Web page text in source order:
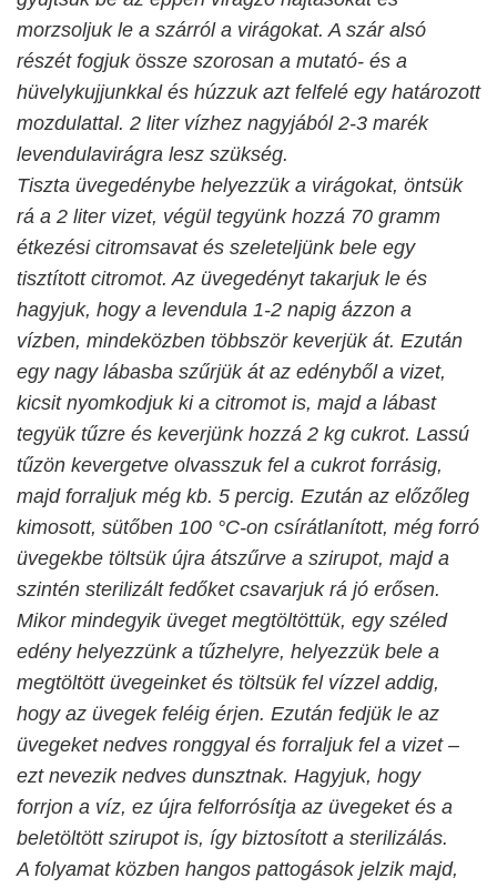
morzsoljuk le a szárról a virágokat. A szár alsó
részét fogjuk össze szorosan a mutató- és a
hüvelykujjunkkal és húzzuk azt felfelé egy határozott
mozdulattal. 2 liter vízhez nagyjából 2-3 marék
levendulavirágra lesz szükség.
Tiszta üvegedénybe helyezzük a virágokat, öntsük
rá a 2 liter vizet, végül tegyünk hozzá 70 gramm
étkezési citromsavat és szeleteljünk bele egy
tisztított citromot. Az üvegedényt takarjuk le és
hagyjuk, hogy a levendula 1-2 napig ázzon a
vízben, mindeközben többször keverjük át. Ezután
egy nagy lábasba szűrjük át az edényből a vizet,
kicsit nyomkodjuk ki a citromot is, majd a lábast
tegyük tűzre és keverjünk hozzá 2 kg cukrot. Lassú
tűzön kevergetve olvasszuk fel a cukrot forrásig,
majd forraljuk még kb. 5 percig. Ezután az előzőleg
kimosott, sütőben 100 °C-on csírátlanított, még forró
üvegekbe töltsük újra átszűrve a szirupot, majd a
szintén sterilizált fedőket csavarjuk rá jó erősen.
Mikor mindegyik üveget megtöltöttük, egy széled
edény helyezzünk a tűzhelyre, helyezzük bele a
megtöltött üvegeinket és töltsük fel vízzel addig,
hogy az üvegek feléig érjen. Ezután fedjük le az
üvegeket nedves ronggyal és forraljuk fel a vizet –
ezt nevezik nedves dunsztnak. Hagyjuk, hogy
forrjon a víz, ez újra felforrósítja az üvegeket és a
beletöltött szirupot is, így biztosított a sterilizálás.
A folyamat közben hangos pattogások jelzik majd,